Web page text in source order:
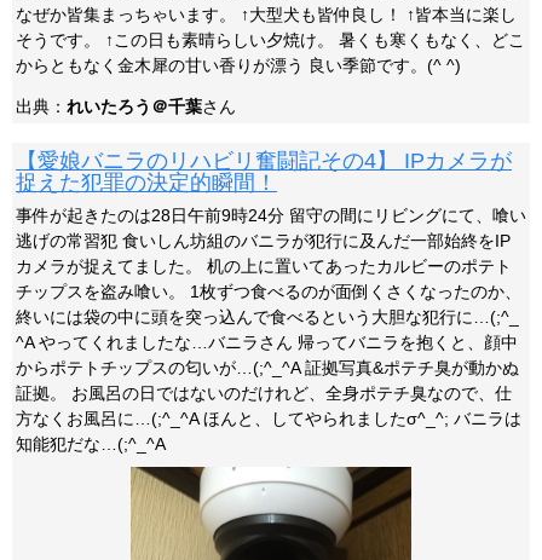
なぜか皆集まっちゃいます。 ↑大型犬も皆仲良し！ ↑皆本当に楽し
そうです。 ↑この日も素晴らしい夕焼け。 暑くも寒くもなく、どこ
からともなく金木犀の甘い香りが漂う 良い季節です。(^ ^)
出典： れいたろう＠千葉さん
【愛娘バニラのリハビリ奮闘記その4】 IPカメラが
捉えた犯罪の決定的瞬間！
事件が起きたのは28日午前9時24分 留守の間にリビングにて、喰い
逃げの常習犯 食いしん坊組のバニラが犯行に及んだ一部始終をIP
カメラが捉えてました。 机の上に置いてあったカルビーのポテト
チップスを盗み喰い。 1枚ずつ食べるのが面倒くさくなったのか、
終いには袋の中に頭を突っ込んで食べるという大胆な犯行に…(;^_
^A やってくれましたな…バニラさん 帰ってバニラを抱くと、顔中
からポテトチップスの匂いが…(;^_^A 証拠写真&ポテチ臭が動かぬ
証拠。 お風呂の日ではないのだけれど、全身ポテチ臭なので、仕
方なくお風呂に…(;^_^A ほんと、してやられましたσ^_^; バニラは
知能犯だな…(;^_^A